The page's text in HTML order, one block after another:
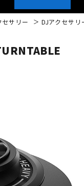
パーカッション
セサリー DJアクセサリ